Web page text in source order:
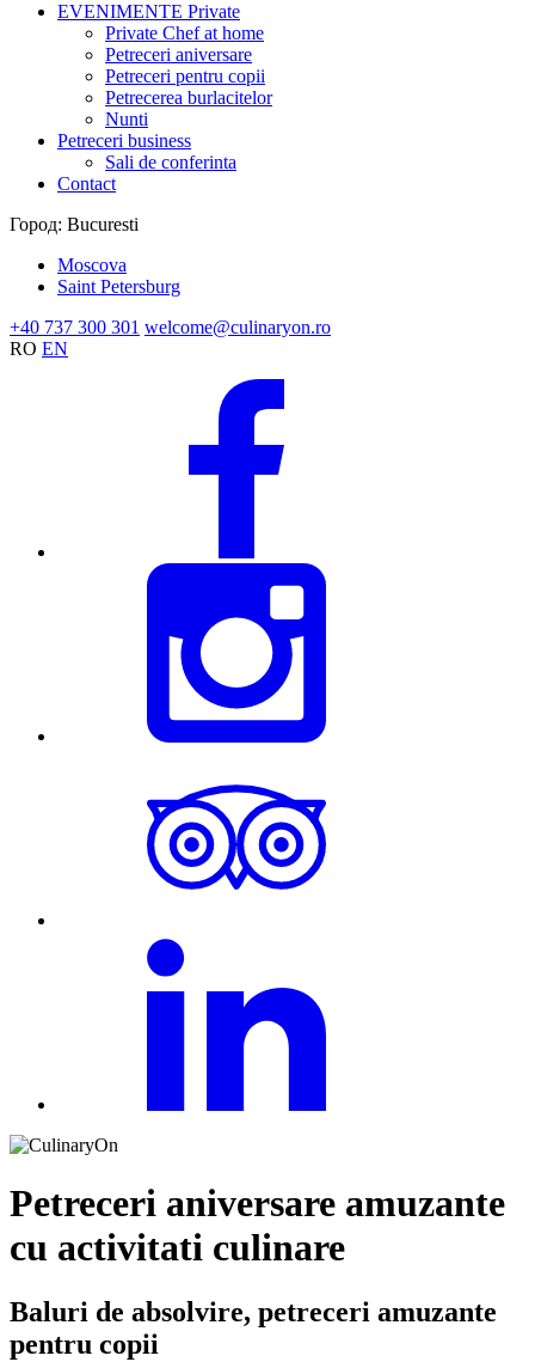
EVENIMENTE Private
Private Chef at home
Petreceri aniversare
Petreceri pentru copii
Petrecerea burlacitelor
Nunti
Petreceri business
Sali de conferinta
Contact
Город: Bucuresti
Moscova
Saint Petersburg
+40 737 300 301 welcome@culinaryon.ro
RO EN
Petreceri aniversare amuzante
cu activitati culinare
Baluri de absolvire, petreceri amuzante
pentru copii